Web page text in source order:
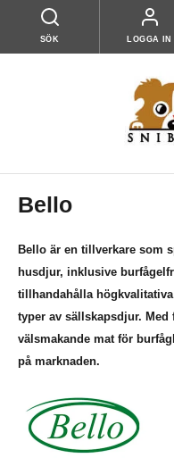
SÖK LOGGA IN
Bello
Bello är en tillverkare som
husdjur, inklusive
tillhandahålla
typer av sällskapsdjur.
välsmakande mat för
på marknaden.